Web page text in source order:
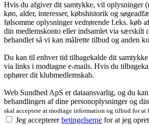
Hvis du afgiver dit samtykke, vil oplysninger
køn, alder, interesser, købshistorik og
følsomme oplysninger vedrørende f.eks. køb
din medlemskonto eller indsamlet via særskilt
behandlet så vi kan målrette tilbud og anden
Du kan til enhver tid tilbagekalde dit
via links i modtagne e-mails. Hvis du
ophører dit klubmedlemskab.
Web Sundhed ApS er dataansvarlig, og du
behandlingen af dine personoplysninger og
skal acceptere at modtage information og tilbud for at
Jeg acceptererbetingelserne for at jeg